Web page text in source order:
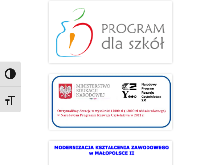
Przełącz wysoki kontrast
Zmień rozmiar czcionek